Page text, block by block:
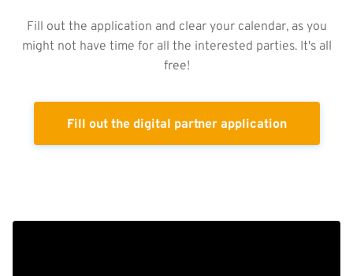
Fill out the application and clear your calendar, as you
might not have time for all the interested parties. It's all
free!
Fill out the digital partner application